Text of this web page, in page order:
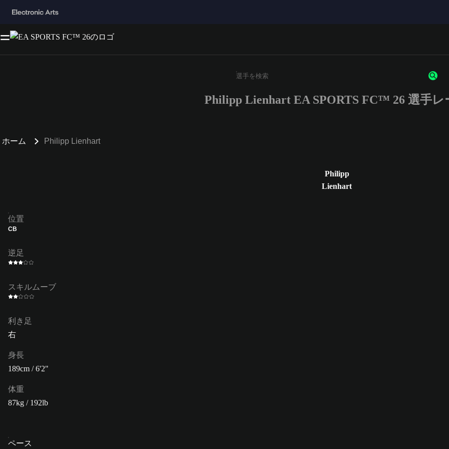
3文字以上の文字または数字を入力してください。
Philipp Lienhart EA SPORTS FC™ 26 選手レ
ホーム Philipp Lienhart
Philipp
Lienhart
位置
CB
逆足
スキルムーブ
利き足
右
身長
189cm / 6'2"
体重
87kg / 192lb
ペース